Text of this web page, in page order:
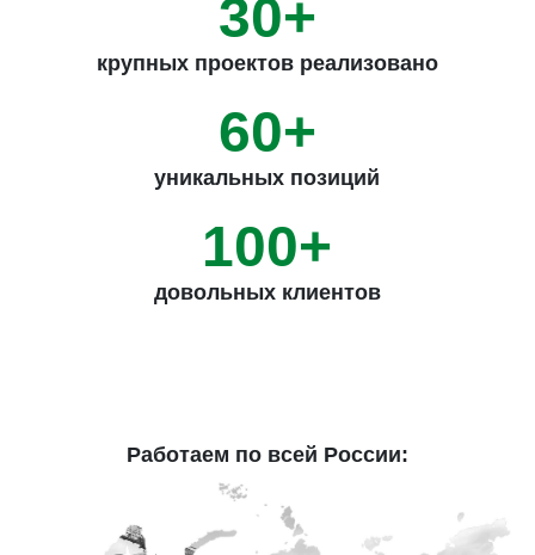
30+
крупных проектов реализовано
60+
уникальных позиций
100+
довольных клиентов
Работаем по всей России: